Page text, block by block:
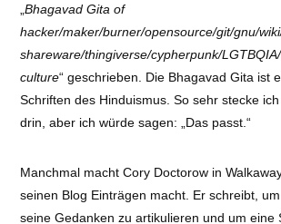
„Bhagavad Gita of
hacker/maker/burner/opensource/git/gnu/
shareware/thingiverse/cypherpunk/
culture“ geschrieben. Die Bhagavad Gita ist
Schriften des Hinduismus. So sehr stecke
drin, aber ich würde sagen: „Das passt.“
Manchmal macht Cory Doctorow in
seinen Blog Einträgen macht. Er schreibt,
seine Gedanken zu artikulieren und um eine